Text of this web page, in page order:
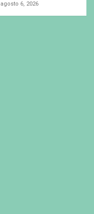
agosto 6, 2026